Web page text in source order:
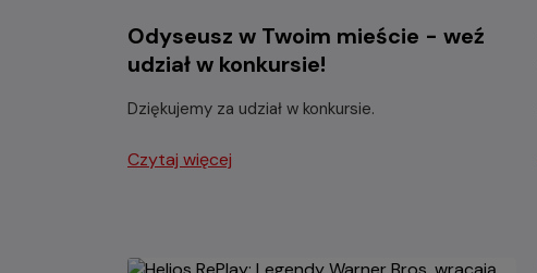
Odyseusz w Twoim mieście - weź
udział w konkursie!
Dziękujemy za udział w konkursie.
Czytaj więcej